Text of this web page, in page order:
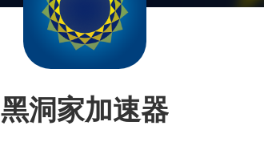
黑洞家加速器